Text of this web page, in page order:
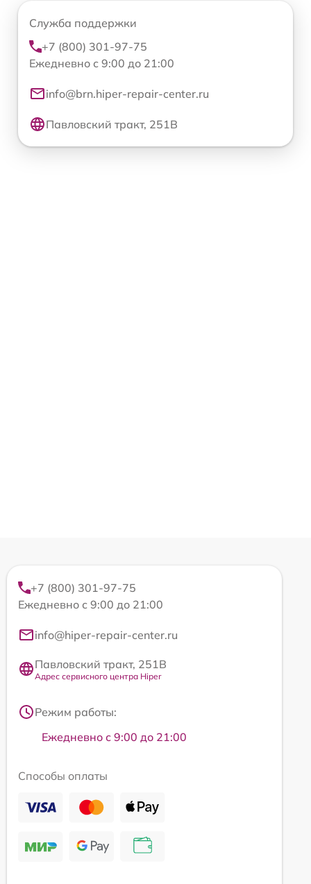
Служба поддержки
+7 (800) 301-97-75
Ежедневно с 9:00 до 21:00
info@brn.hiper-repair-center.ru
Павловский тракт, 251В
+7 (800) 301-97-75
Ежедневно с 9:00 до 21:00
info@hiper-repair-center.ru
Павловский тракт, 251В
Адрес сервисного центра Hiper
Режим работы:
Ежедневно с 9:00 до 21:00
Способы оплаты